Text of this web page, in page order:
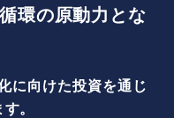
環の原動力とな
に向けた投資を通じ
。